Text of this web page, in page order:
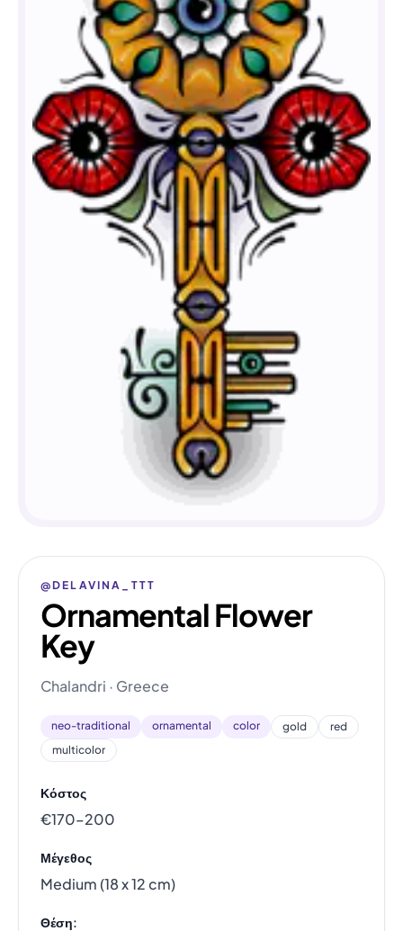
@DELAVINA_TTT
Ornamental Flower
Key
Chalandri · Greece
neo-traditional ornamental color gold
red
multicolor
Κόστος
€170–200
Μέγεθος
Medium (18 x 12 cm)
Θέση: